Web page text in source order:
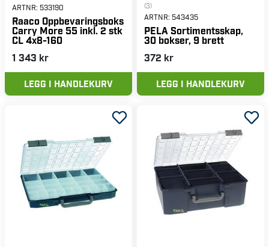
ARTNR: 533190
Raaco Oppbevaringsboks
Carry More 55 inkl. 2 stk
CL 4x8-160
1 343 kr
LEGG I HANDLEKURV
(3)
ARTNR: 543435
PELA Sortimentsskap,
30 bokser, 9 brett
372 kr
LEGG I HANDLEKURV